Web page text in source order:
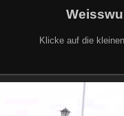
Klicke auf die